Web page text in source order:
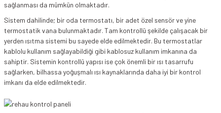
sağlanması da mümkün olmaktadır.
Sistem dahilinde; bir oda termostatı, bir adet özel sensör ve yine
termostatik vana bulunmaktadır. Tam kontrollü şekilde çalışacak bir
yerden ısıtma sistemi bu sayede elde edilmektedir. Bu termostatlar
kablolu kullanım sağlayabildiği gibi kablosuz kullanım imkanına da
sahiptir. Sistemin kontrollü yapısı ise çok önemli bir ısı tasarrufu
sağlarken, bilhassa yoğuşmalı ısı kaynaklarında daha iyi bir kontrol
imkanı da elde edilmektedir.